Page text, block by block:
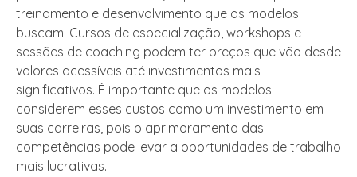
treinamento e desenvolvimento que os modelos
buscam. Cursos de especialização, workshops e
sessões de coaching podem ter preços que vão desde
valores acessíveis até investimentos mais
significativos. É importante que os modelos
considerem esses custos como um investimento em
suas carreiras, pois o aprimoramento das
competências pode levar a oportunidades de trabalho
mais lucrativas.